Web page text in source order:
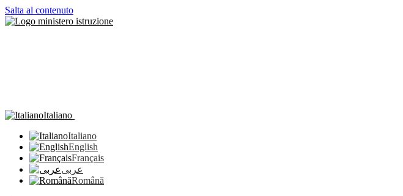
Salta al contenuto
Italiano
Italiano
English
Français
عربى
Română